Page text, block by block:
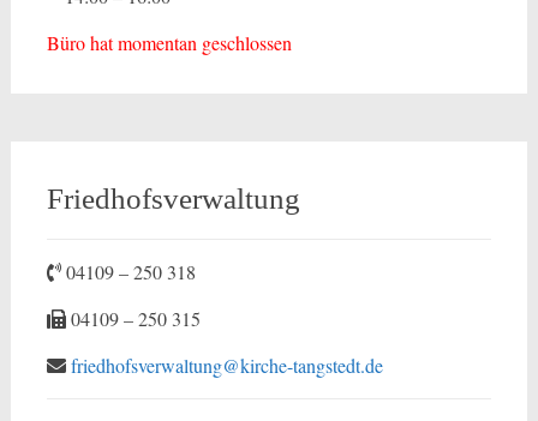
Büro hat momentan geschlossen
Friedhofsverwaltung
04109 – 250 318
04109 – 250 315
friedhofsverwaltung@kirche-tangstedt.de